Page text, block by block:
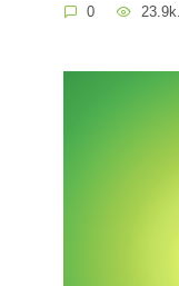
0 23.9k.